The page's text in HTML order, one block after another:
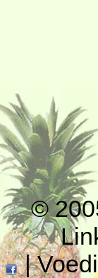
©
|